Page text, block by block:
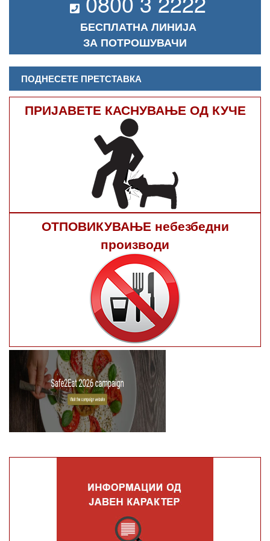
БЕСПЛАТНА ЛИНИЈА
ЗА ПОТРОШУВАЧИ
ПОДНЕСЕТЕ ПРЕТСТАВКА
ПРИЈАВЕТЕ КАСНУВАЊЕ ОД КУЧЕ
ОТПОВИКУВАЊЕ небезбедни
производи